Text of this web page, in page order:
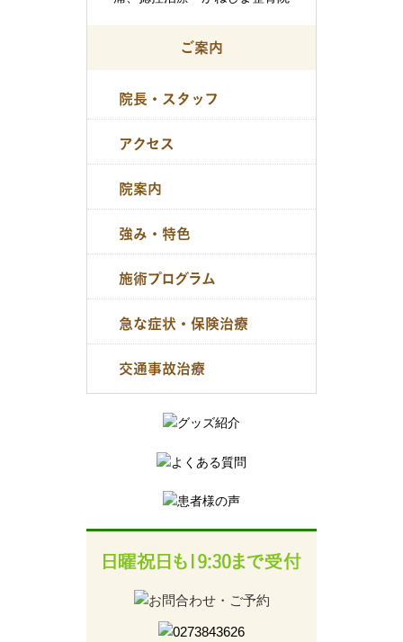
ご案内
院長・スタッフ
アクセス
院案内
強み・特色
施術プログラム
急な症状・保険治療
交通事故治療